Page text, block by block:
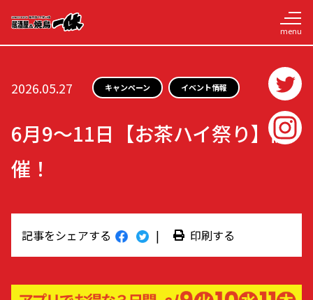
2026.05.27 キャンペーン イベント情報
6月9～11日【お茶ハイ祭り】開
催！
記事をシェアする | 印刷する